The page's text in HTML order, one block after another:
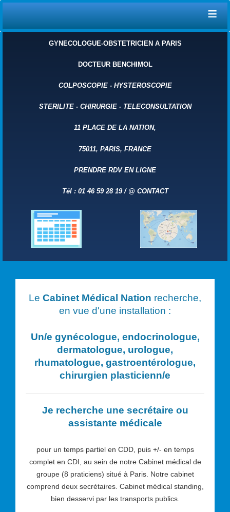
≡
GYNECOLOGUE-OBSTETRICIEN A PARIS
DOCTEUR BENCHIMOL
COLPOSCOPIE- HYSTEROSCOPIE
STERILITE- CHIRURGIE- TELECONSULTATION
11 PLACE DE LA NATION,
75011, PARIS, FRANCE
PRENDRE RDV EN LIGNE
Tél : 01 46 59 28 19 / @ CONTACT
Le Cabinet Médical Nation recherche,
en vue d'une installation :
Un/e gynécologue, endocrinologue,
dermatologue, urologue,
rhumatologue, gastroentérologue,
chirurgien plasticienn/e
Je recherche une secrétaire ou
assistante médicale
pour un temps partiel en CDD, puis +/- en temps
complet en CDI, au sein de notre Cabinet médical de
groupe (8 praticiens) situé à Paris. Notre cabinet
comprend deux secrétaires. Cabinet médical standing,
bien desservi par les transports publics.